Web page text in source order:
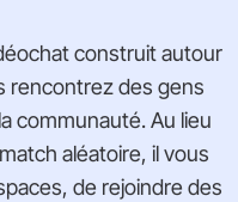
construit autour
rencontrez des gens
communauté. Au lieu
aléatoire, il vous
de rejoindre des